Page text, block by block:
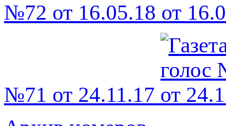
№72 от 16.05.18
№71 от 24.11.17